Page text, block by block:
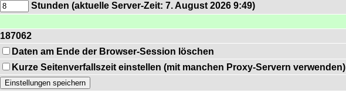
Stunden (aktuelle Server-Zeit: 7. August 2026 9:49)
187062
Daten am Ende der Browser-Session löschen
Kurze Seitenverfallszeit einstellen (mit manchen Proxy-Servern verwenden)